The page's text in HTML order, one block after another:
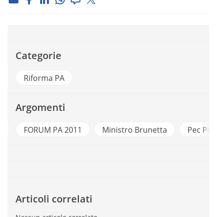
Categorie
Riforma PA
Argomenti
FORUM PA 2011 Ministro Brunetta Pec
Articoli correlati